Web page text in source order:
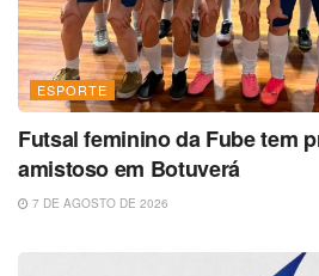
ESPORTE
Futsal feminino da Fube tem
amistoso em Botuverá
7 DE AGOSTO DE 2026